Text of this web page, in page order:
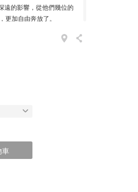
遠的影響，從他們幾位的
更加自由奔放了。
之後才誕生的作品。他
博物館，並從上千的作
色的人物再現吧。
自己的空間，那麼不妨
車